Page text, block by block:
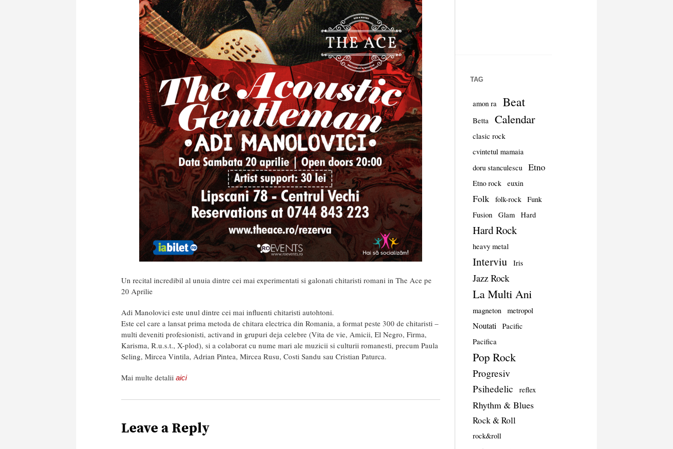
Un recital incredibil al unuia dintre cei mai experimentati si galonati chitaristi romani in The Ace pe
20 Aprilie
Adi Manolovici este unul dintre cei mai influenti chitaristi autohtoni.
Este cel care a lansat prima metoda de chitara electrica din Romania, a format peste 300 de chitaristi –
multi deveniti profesionisti, activand in grupuri deja celebre (Vita de vie, Amicii, El Negro, Firma,
Karisma, R.u.s.t., X-plod), si a colaborat cu nume mari ale muzicii si culturii romanesti, precum Paula
Seling, Mircea Vintila, Adrian Pintea, Mircea Rusu, Costi Sandu sau Cristian Paturca.
Mai multe detalii aici
Leave a Reply
TAG
amon ra Beat
Betta Calendar
clasic rock
cvintetul mamaia
doru stanculescu
Etno
Etno rock euxin
Folk folk-rock
Funk
Fusion
Glam Hard
Hard Rock
heavy metal
Interviu Iris
Jazz Rock
La Multi Ani
magneton metropol
Noutati
Pacific
Pacifica
Pop Rock
Progresiv
Psihedelic
reflex
Rhythm & Blues
Rock & Roll
rock&roll